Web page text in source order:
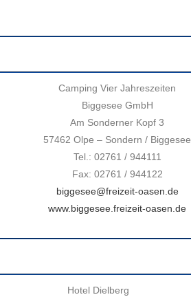
Camping Vier Jahreszeiten
Biggesee GmbH
Am Sonderner Kopf 3
57462 Olpe – Sondern / Biggesee
Tel.: 02761 / 944111
Fax: 02761 / 944122
biggesee@freizeit-oasen.de
www.biggesee.freizeit-oasen.de
Hotel Dielberg